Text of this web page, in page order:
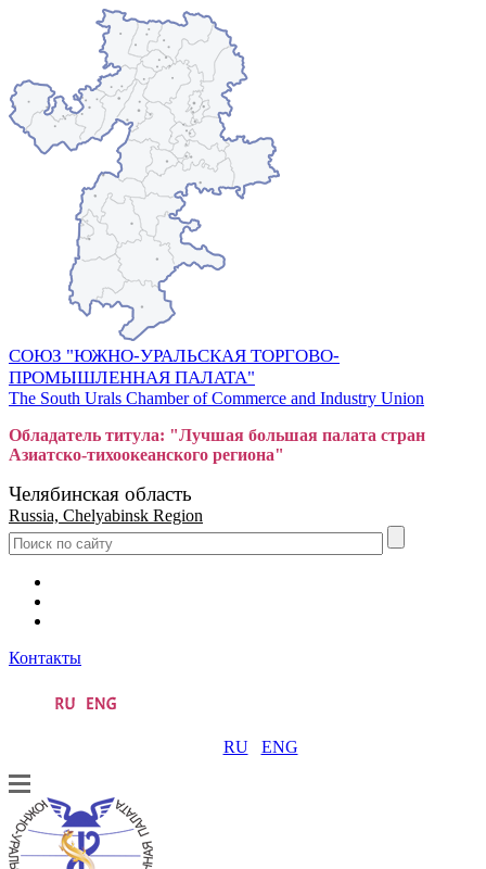
СОЮЗ "ЮЖНО-УРАЛЬСКАЯ ТОРГОВО-
ПРОМЫШЛЕННАЯ ПАЛАТА"
The South Urals Chamber of Commerce and Industry Union
Обладатель титула: "Лучшая большая палата стран
Азиатско-тихоокеанского региона"
Челябинская область
Russia, Chelyabinsk Region
Контакты
RU ENG